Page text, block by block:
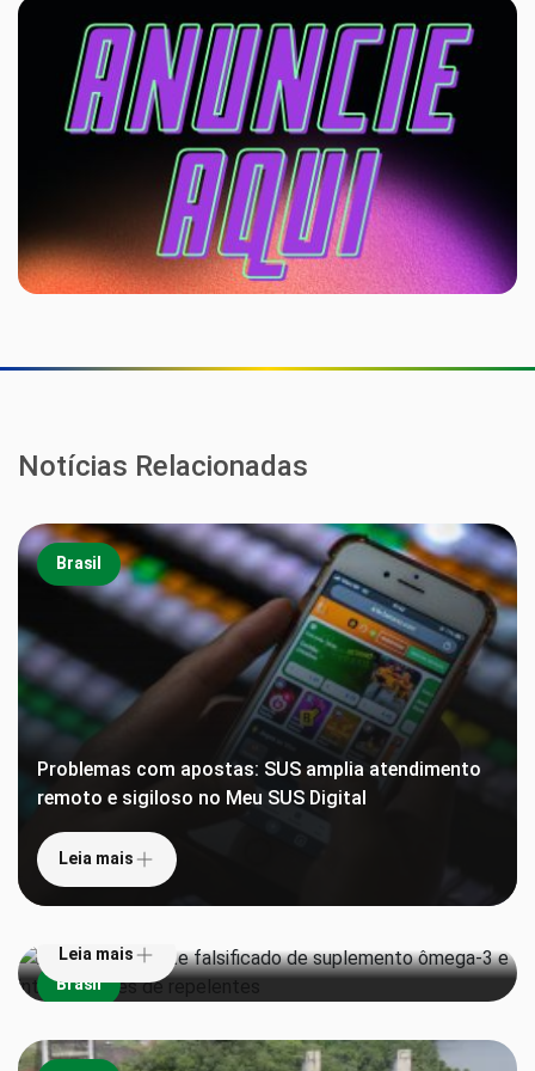
Notícias Relacionadas
Brasil
Problemas com apostas: SUS amplia atendimento
remoto e sigiloso no Meu SUS Digital
Leia mais
Brasil
Anvisa proíbe lote falsificado de suplemento
ômega-3 e interdita lotes de repelentes
Leia mais